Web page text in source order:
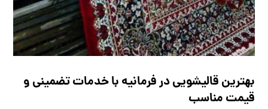
بهترین قالیشویی در فرمانیه با خدمات تضمینی و
قیمت مناسب